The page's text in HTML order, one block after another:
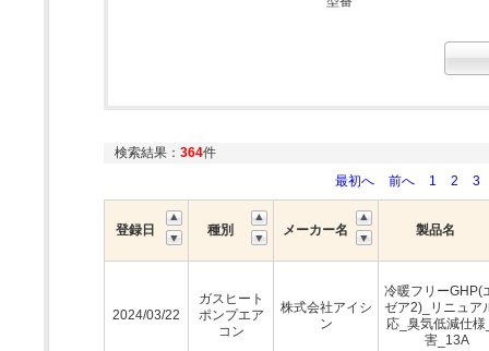
検索結果： 364件
最初へ
前へ 1 2 3
登録日 種別 メーカー名 製品名
2024/03/22
ガスヒート
ポンプエア
コン
株式会社アイシ
ン
冷暖フリーGHP(
ゼア2)_リニュア
応_臭気低減仕様
害_13A